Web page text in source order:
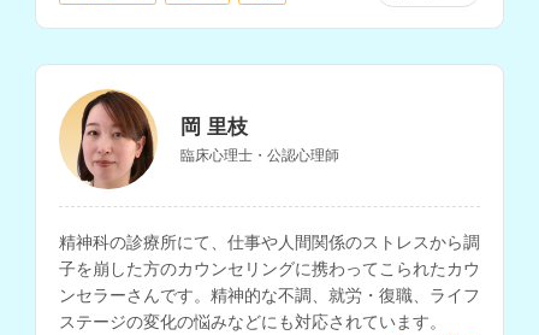
岡 里枝
臨床心理士・公認心理師
精神科の診療所にて、仕事や人間関係のストレスから調
子を崩した方のカウンセリングに携わってこられたカウ
ンセラーさんです。精神的な不調、就労・復職、ライフ
ステージの変化の悩みなどにも対応されています。